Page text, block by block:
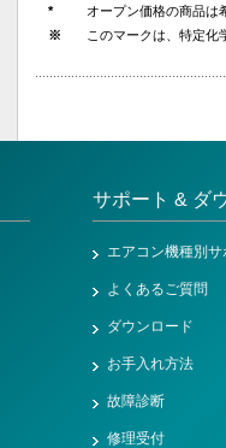
*
オープン価格の商品は
※
このマークは、特定化
サポート & ダ
エアコン機種別
よくあるご質問
ダウンロード
お手入れ方法
故障診断
修理受付